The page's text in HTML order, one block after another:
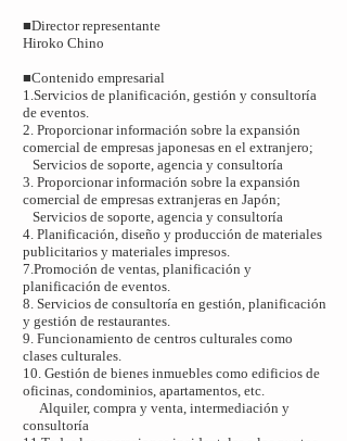
■Director representante
Hiroko Chino
■Contenido empresarial
1.Servicios de planificación, gestión y consultoría
de eventos.
2. Proporcionar información sobre la expansión
comercial de empresas japonesas en el extranjero;
Servicios de soporte, agencia y consultoría
3. Proporcionar información sobre la expansión
comercial de empresas extranjeras en Japón;
Servicios de soporte, agencia y consultoría
4. Planificación, diseño y producción de materiales
publicitarios y materiales impresos.
7.Promoción de ventas, planificación y
planificación de eventos.
8. Servicios de consultoría en gestión, planificación
y gestión de restaurantes.
9. Funcionamiento de centros culturales como
clases culturales.
10. Gestión de bienes inmuebles como edificios de
oficinas, condominios, apartamentos, etc.
Alquiler, compra y venta, intermediación y
consultoría